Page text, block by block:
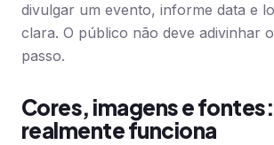
divulgar um evento, informe data e
clara. O público não deve adivinhar
passo.
Cores, imagens e
realmente funciona